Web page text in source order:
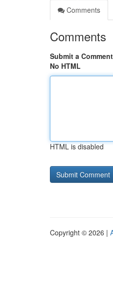
Comments
Comments
Submit a Comment
No HTML
HTML is disabled
Copyright © 2026 |